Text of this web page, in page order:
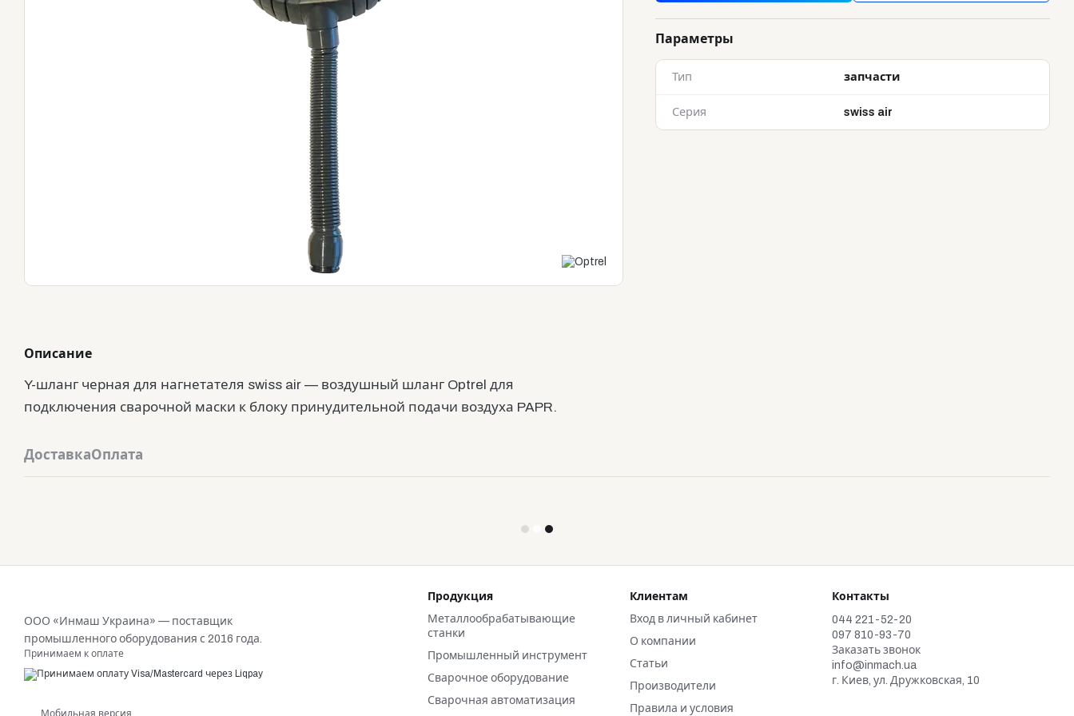
Параметры
Тип запчасти
Серия swiss air
Описание
Y-шланг черная для нагнетателя swiss air — воздушный шланг Optrel для
подключения сварочной маски к блоку принудительной подачи воздуха PAPR.
ДоставкаОплата
ООО «Инмаш Украина» — поставщик
промышленного оборудования с 2016 года.
Принимаем к оплате
Мобильная версия
Продукция
Металлообрабатывающие
станки
Промышленный инструмент
Сварочное оборудование
Сварочная автоматизация
Клиентам
Вход в личный кабинет
О компании
Статьи
Производители
Правила и условия
Контакты
044 221-52-20
097 810-93-70
Заказать звонок
info@inmach.ua
г. Киев, ул. Дружковская, 10